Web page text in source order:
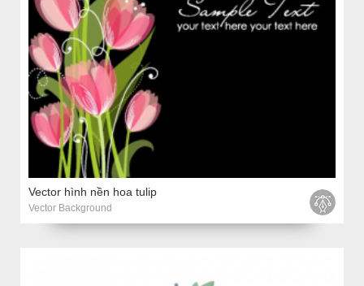
Vector hình nền hoa tulip
Vector Background